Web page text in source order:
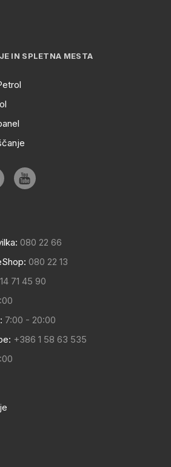
IN SPLETNA MESTA
080 22 66
080 22 13
71 45 90
7:00 - 20:00
+386 1 58 63 535